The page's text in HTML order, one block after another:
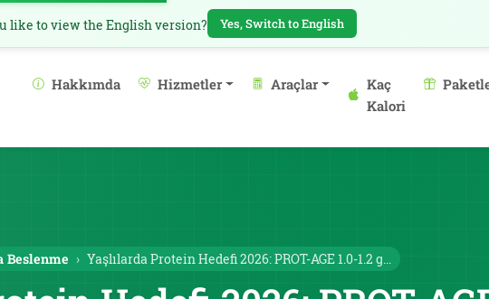
like to view the English version? Yes, Switch to English
Hakkımda Hizmetler Araçlar
Kaç
Kalori
Beslenme Yaşlılarda Protein Hedefi 2026: PROT-AGE 1.0-1.2 g...